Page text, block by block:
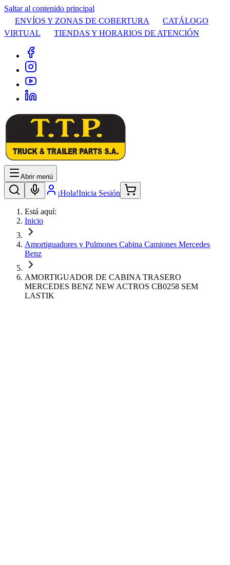
Saltar al contenido principal
ENVÍOS Y ZONAS DE COBERTURA
CATÁLOGO
VIRTUAL
TIENDAS Y HORARIOS DE ATENCIÓN
Abrir menú
¡Hola!Inicia Sesión
Está aquí:
Inicio
Amortiguadores y Pulmones Cabina Camiones Mercedes
Benz
AMORTIGUADOR DE CABINA TRASERO
MERCEDES BENZ NEW ACTROS CB0258 SEM
LASTIK